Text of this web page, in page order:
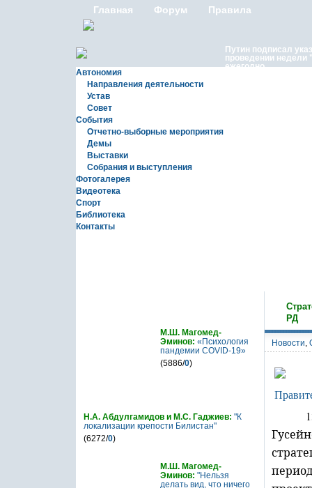
Главная Форум Правила
Автономия
Направления деятельности
Устав
Совет
События
Отчетно-выборные мероприятия
Демы
Выставки
Собрания и выступления
Фотогалерея
Видеотека
Спорт
Библиотека
Контакты
Путин подписал
проведении недели
ежегодно
РД
Новости,
М.Ш. Магомед-
Эминов: «Психология
пандемии COVID-19»
(5886/0)
Н.А. Абдулгамидов и М.С. Гаджиев: "К
локализации крепости Билистан"
(6272/0)
М.Ш. Магомед-
Эминов: "Нельзя
делать вид, что ничего